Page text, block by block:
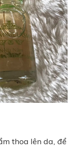
thoa lên da, để